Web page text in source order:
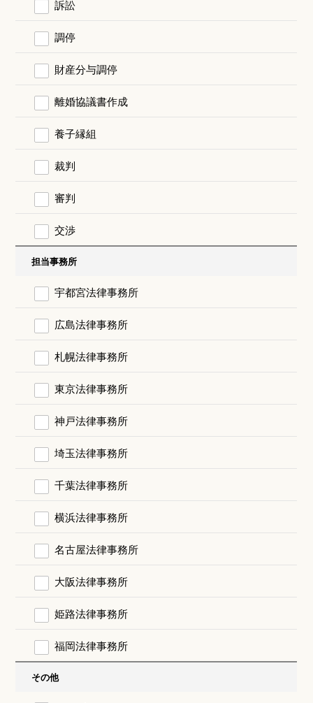
訴訟
調停
財産分与調停
離婚協議書作成
養子縁組
裁判
審判
交渉
担当事務所
宇都宮法律事務所
広島法律事務所
札幌法律事務所
東京法律事務所
神戸法律事務所
埼玉法律事務所
千葉法律事務所
横浜法律事務所
名古屋法律事務所
大阪法律事務所
姫路法律事務所
福岡法律事務所
その他